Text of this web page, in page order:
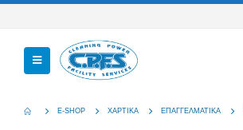
E-SHOP ΧΑΡΤΙΚΆ ΕΠΑΓΓΕΛΜΑΤΙΚΆ